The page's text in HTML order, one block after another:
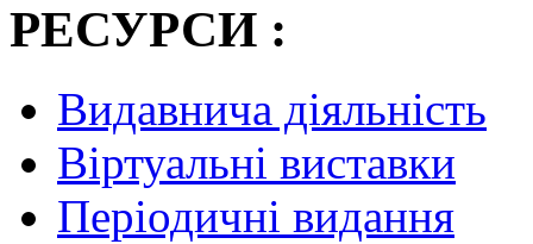
РЕСУРСИ :
Видавнича діяльність
Віртуальні виставки
Періодичні видання